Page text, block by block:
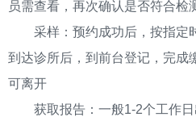
员需查看，再次确认是否符合检
采样：预约成功后，按指定时
到达诊所后，到前台登记，完成
可离开
获取报告：一般1-2个工作日